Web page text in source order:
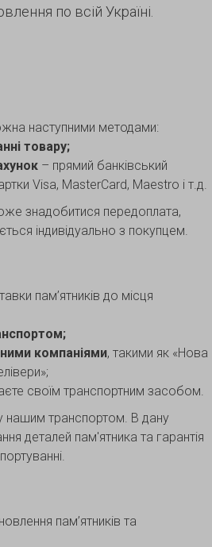
по всій Україні.
наступними методами:
товару;
– прямий банківський
Visa, MasterCard, Maestro і т.д.
знадобитися передоплата,
індивідуально з покупцем.
пам’ятників до місця
компаніями, такими як «Нова
своїм транспортним засобом.
нашим транспортом. В дану
деталей пам'ятника та гарантія
пам’ятників та